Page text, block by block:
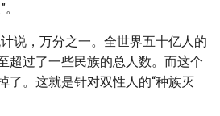
说，万分之一。全世界五十亿人的
超过了一些民族的总人数。而这个
了。这就是针对双性人的“种族灭